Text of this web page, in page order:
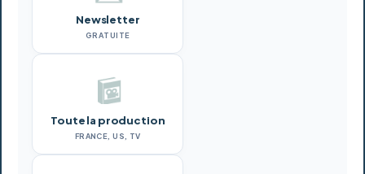
Newsletter
GRATUITE
Toute la production
FRANCE, US, TV